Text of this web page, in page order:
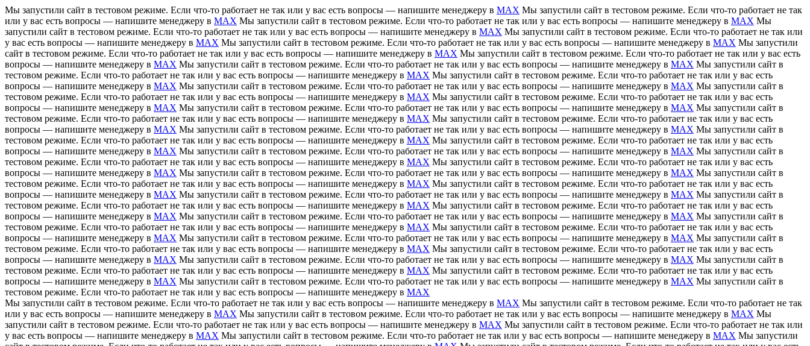
Мы запустили сайт в тестовом режиме. Если что-то работает не так или у вас есть вопросы — напишите менеджеру в MAX Мы запустили сайт в тестовом режиме. Если что-то работает не так
или у вас есть вопросы — напишите менеджеру в MAX Мы запустили сайт в тестовом режиме. Если что-то работает не так или у вас есть вопросы — напишите менеджеру в MAX Мы
запустили сайт в тестовом режиме. Если что-то работает не так или у вас есть вопросы — напишите менеджеру в MAX Мы запустили сайт в тестовом режиме. Если что-то работает не так или
у вас есть вопросы — напишите менеджеру в MAX Мы запустили сайт в тестовом режиме. Если что-то работает не так или у вас есть вопросы — напишите менеджеру в MAX Мы запустили
сайт в тестовом режиме. Если что-то работает не так или у вас есть вопросы — напишите менеджеру в MAX Мы запустили сайт в тестовом режиме. Если что-то работает не так или у вас есть
вопросы — напишите менеджеру в MAX Мы запустили сайт в тестовом режиме. Если что-то работает не так или у вас есть вопросы — напишите менеджеру в MAX Мы запустили сайт в
тестовом режиме. Если что-то работает не так или у вас есть вопросы — напишите менеджеру в MAX Мы запустили сайт в тестовом режиме. Если что-то работает не так или у вас есть
вопросы — напишите менеджеру в MAX Мы запустили сайт в тестовом режиме. Если что-то работает не так или у вас есть вопросы — напишите менеджеру в MAX Мы запустили сайт в
тестовом режиме. Если что-то работает не так или у вас есть вопросы — напишите менеджеру в MAX Мы запустили сайт в тестовом режиме. Если что-то работает не так или у вас есть
вопросы — напишите менеджеру в MAX Мы запустили сайт в тестовом режиме. Если что-то работает не так или у вас есть вопросы — напишите менеджеру в MAX Мы запустили сайт в
тестовом режиме. Если что-то работает не так или у вас есть вопросы — напишите менеджеру в MAX Мы запустили сайт в тестовом режиме. Если что-то работает не так или у вас есть
вопросы — напишите менеджеру в MAX Мы запустили сайт в тестовом режиме. Если что-то работает не так или у вас есть вопросы — напишите менеджеру в MAX Мы запустили сайт в
тестовом режиме. Если что-то работает не так или у вас есть вопросы — напишите менеджеру в MAX Мы запустили сайт в тестовом режиме. Если что-то работает не так или у вас есть
вопросы — напишите менеджеру в MAX Мы запустили сайт в тестовом режиме. Если что-то работает не так или у вас есть вопросы — напишите менеджеру в MAX Мы запустили сайт в
тестовом режиме. Если что-то работает не так или у вас есть вопросы — напишите менеджеру в MAX Мы запустили сайт в тестовом режиме. Если что-то работает не так или у вас есть
вопросы — напишите менеджеру в MAX Мы запустили сайт в тестовом режиме. Если что-то работает не так или у вас есть вопросы — напишите менеджеру в MAX Мы запустили сайт в
тестовом режиме. Если что-то работает не так или у вас есть вопросы — напишите менеджеру в MAX Мы запустили сайт в тестовом режиме. Если что-то работает не так или у вас есть
вопросы — напишите менеджеру в MAX Мы запустили сайт в тестовом режиме. Если что-то работает не так или у вас есть вопросы — напишите менеджеру в MAX Мы запустили сайт в
тестовом режиме. Если что-то работает не так или у вас есть вопросы — напишите менеджеру в MAX Мы запустили сайт в тестовом режиме. Если что-то работает не так или у вас есть
вопросы — напишите менеджеру в MAX Мы запустили сайт в тестовом режиме. Если что-то работает не так или у вас есть вопросы — напишите менеджеру в MAX Мы запустили сайт в
тестовом режиме. Если что-то работает не так или у вас есть вопросы — напишите менеджеру в MAX Мы запустили сайт в тестовом режиме. Если что-то работает не так или у вас есть
вопросы — напишите менеджеру в MAX Мы запустили сайт в тестовом режиме. Если что-то работает не так или у вас есть вопросы — напишите менеджеру в MAX Мы запустили сайт в
тестовом режиме. Если что-то работает не так или у вас есть вопросы — напишите менеджеру в MAX Мы запустили сайт в тестовом режиме. Если что-то работает не так или у вас есть
вопросы — напишите менеджеру в MAX Мы запустили сайт в тестовом режиме. Если что-то работает не так или у вас есть вопросы — напишите менеджеру в MAX Мы запустили сайт в
тестовом режиме. Если что-то работает не так или у вас есть вопросы — напишите менеджеру в MAX Мы запустили сайт в тестовом режиме. Если что-то работает не так или у вас есть
вопросы — напишите менеджеру в MAX Мы запустили сайт в тестовом режиме. Если что-то работает не так или у вас есть вопросы — напишите менеджеру в MAX Мы запустили сайт в
тестовом режиме. Если что-то работает не так или у вас есть вопросы — напишите менеджеру в MAX
Мы запустили сайт в тестовом режиме. Если что-то работает не так или у вас есть вопросы — напишите менеджеру в MAX Мы запустили сайт в тестовом режиме. Если что-то работает не так
или у вас есть вопросы — напишите менеджеру в MAX Мы запустили сайт в тестовом режиме. Если что-то работает не так или у вас есть вопросы — напишите менеджеру в MAX Мы
запустили сайт в тестовом режиме. Если что-то работает не так или у вас есть вопросы — напишите менеджеру в MAX Мы запустили сайт в тестовом режиме. Если что-то работает не так или
у вас есть вопросы — напишите менеджеру в MAX Мы запустили сайт в тестовом режиме. Если что-то работает не так или у вас есть вопросы — напишите менеджеру в MAX Мы запустили